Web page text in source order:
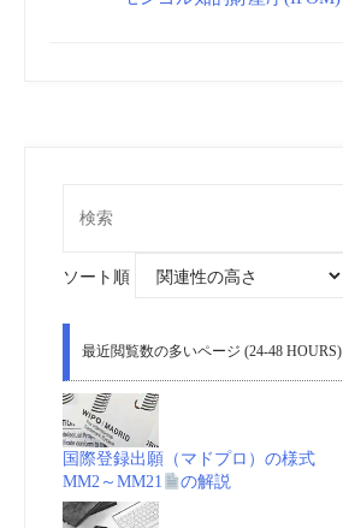
ソート順
最近閲覧数の多いページ (24-48 HOURS)
国際登録出願（マドプロ）の様式
MM2～MM21
の解説